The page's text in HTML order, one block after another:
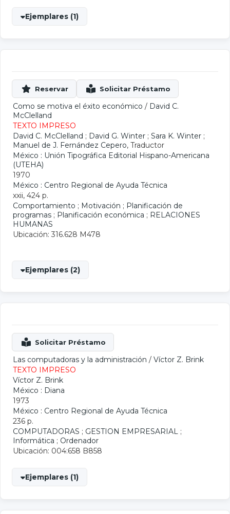
Ejemplares (1)
Como se motiva el éxito económico / David C.
McClelland
TEXTO IMPRESO
David C. McClelland ; David G. Winter ; Sara K. Winter ;
Manuel de J. Fernández Cepero, Traductor
México : Unión Tipográfica Editorial Hispano-Americana
(UTEHA)
1970
México : Centro Regional de Ayuda Técnica
xxii, 424 p.
Comportamiento ; Motivación ; Planificación de
programas ; Planificación económica ; RELACIONES
HUMANAS
Ubicación: 316.628 M478
Ejemplares (2)
Las computadoras y la administración / Víctor Z. Brink
TEXTO IMPRESO
Víctor Z. Brink
México : Diana
1973
México : Centro Regional de Ayuda Técnica
236 p.
COMPUTADORAS ; GESTION EMPRESARIAL ;
Informática ; Ordenador
Ubicación: 004:658 B858
Ejemplares (1)